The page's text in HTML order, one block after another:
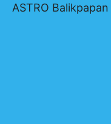
ASTRO Balikpapan